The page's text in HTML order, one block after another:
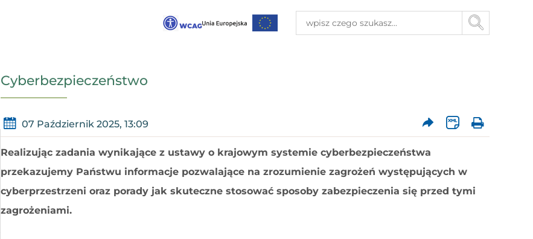
Cyberbezpieczeństwo
07 Październik 2025, 13:09
Realizując zadania wynikające z ustawy o krajowym systemie cyberbezpieczeństwa
przekazujemy Państwu informacje pozwalające na zrozumienie zagrożeń występujących w
cyberprzestrzeni oraz porady jak skuteczne stosować sposoby zabezpieczenia się przed tymi
zagrożeniami.